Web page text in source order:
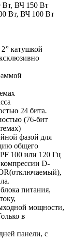
Вт, ВЧ 150 Вт
Вт, ВЧ 100 Вт
катушкой
24 бита.
(76-бит
фазой для
общего
100 или 120 Гц
D-
питания,
мощности,
в
панели, с